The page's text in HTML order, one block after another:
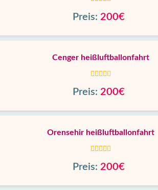
Preis: 200€
Cenger heißluftballonfahrt
Preis: 200€
Orensehir heißluftballonfahrt
Preis: 200€